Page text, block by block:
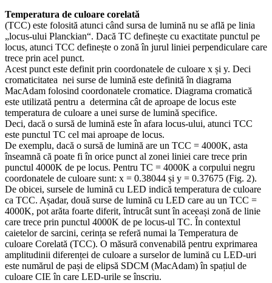
Temperatura de culoare corelată
(TCC) este folosită atunci când sursa de lumină nu se află pe linia
„locus-ului Planckian“. Dacă TC definește cu exactitate punctul pe
locus, atunci TCC definește o zonă în jurul liniei perpendiculare care
trece prin acel punct.
Acest punct este definit prin coordonatele de culoare x și y. Deci
cromaticitatea nei surse de lumină este definită în diagrama
MacAdam folosind coordonatele cromatice. Diagrama cromatică
este utilizată pentru a determina cât de aproape de locus este
temperatura de culoare a unei surse de lumină specifice.
Deci, dacă o sursă de lumină este în afara locus-ului, atunci TCC
este punctul TC cel mai aproape de locus.
De exemplu, dacă o sursă de lumină are un TCC = 4000K, asta
înseamnă că poate fi în orice punct al zonei liniei care trece prin
punctul 4000K de pe locus. Pentru TC = 4000K a corpului negru
coordonatele de culoare sunt: x = 0.38044 și y = 0.37675 (Fig. 2).
De obicei, sursele de lumină cu LED indică temperatura de culoare
ca TCC. Așadar, două surse de lumină cu LED care au un TCC =
4000K, pot arăta foarte diferit, întrucât sunt în aceeași zonă de linie
care trece prin punctul 4000K de pe locus-ul TC. În contextul
caietelor de sarcini, cerința se referă numai la Temperatura de
culoare Corelată (TCC). O măsură convenabilă pentru exprimarea
amplitudinii diferenței de culoare a surselor de lumină cu LED-uri
este numărul de pași de elipsă SDCM (MacAdam) în spațiul de
culoare CIE în care LED-urile se înscriu.